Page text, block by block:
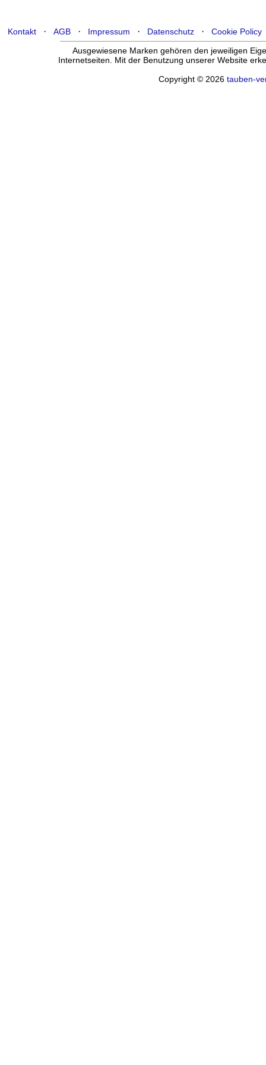
Kontakt· AGB· Impressum · Datenschutz· Cookie Policy
Ausgewiesene Marken gehören den jeweiligen
Internetseiten. Mit der Benutzung unserer Website
Copyright © 2026 tauben-